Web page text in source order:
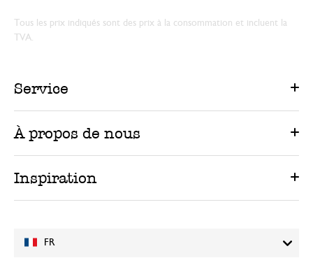
FR
Tous les prix indiqués sont des prix à la consommation et incluent la
TVA.
Service
À propos de nous
Inspiration